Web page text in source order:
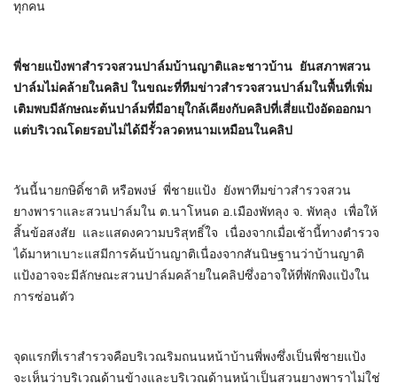
ทุกคน
พี่ชายแป้งพาสำรวจสวนปาล์มบ้านญาติและชาวบ้าน ยันสภาพสวน
ปาล์มไม่คล้ายในคลิป ในขณะที่ทีมข่าวสำรวจสวนปาล์มในพื้นที่เพิ่ม
เติมพบมีลักษณะต้นปาล์มที่มีอายุใกล้เคียงกับคลิปที่เสี่ยแป้งอัดออกมา
แต่บริเวณโดยรอบไม่ได้มีรั้วลวดหนามเหมือนในคลิป
วันนี้นายกษิดิ์ชาติ หรือพงษ์ พี่ชายแป้ง ยังพาทีมข่าวสำรวจสวน
ยางพาราและสวนปาล์มใน ต.นาโหนด อ.เมืองพัทลุง จ. พัทลุง เพื่อให้
สิ้นข้อสงสัย และแสดงความบริสุทธิ์ใจ เนื่องจากเมื่อเช้านี้ทางตำรวจ
ได้มาหาเบาะแสมีการค้นบ้านญาติเนื่องจากสันนิษฐานว่าบ้านญาติ
แป้งอาจจะมีลักษณะสวนปาล์มคล้ายในคลิปซึ่งอาจให้ที่พักพิงแป้งใน
การซ่อนตัว
จุดแรกที่เราสำรวจคือบริเวณริมถนนหน้าบ้านพี่พงซึ่งเป็นพี่ชายแป้ง
จะเห็นว่าบริเวณด้านข้างและบริเวณด้านหน้าเป็นสวนยางพาราไม่ใช่